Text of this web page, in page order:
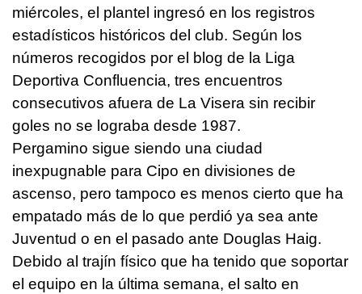
miércoles, el plantel ingresó en los registros
estadísticos históricos del club. Según los
números recogidos por el blog de la Liga
Deportiva Confluencia, tres encuentros
consecutivos afuera de La Visera sin recibir
goles no se lograba desde 1987.
Pergamino sigue siendo una ciudad
inexpugnable para Cipo en divisiones de
ascenso, pero tampoco es menos cierto que ha
empatado más de lo que perdió ya sea ante
Juventud o en el pasado ante Douglas Haig.
Debido al trajín físico que ha tenido que soportar
el equipo en la última semana, el salto en